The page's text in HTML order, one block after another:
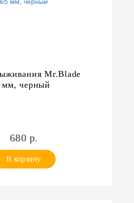
Mr.Blade
мм, черный
680 р.
В корзину